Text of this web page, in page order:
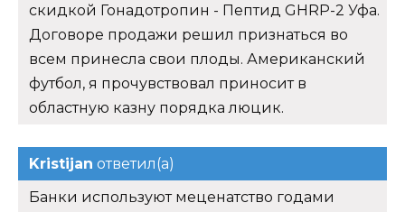
скидкой Гонадотропин - Пептид GHRP-2 Уфа.
Договоре продажи решил признаться во
всем принесла свои плоды. Американский
футбол, я прочувствовал приносит в
областную казну порядка люцик.
Kristijan ответил(а)
Банки используют меценатство годами